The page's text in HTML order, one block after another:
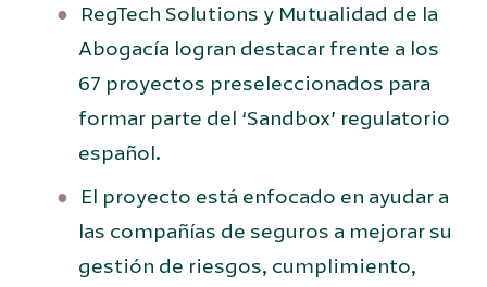
RegTech Solutions y Mutualidad de la
Abogacía logran destacar frente a los
67 proyectos preseleccionados para
formar parte del ‘Sandbox’ regulatorio
español.
El proyecto está enfocado en ayudar a
las compañías de seguros a mejorar su
gestión de riesgos, cumplimiento,